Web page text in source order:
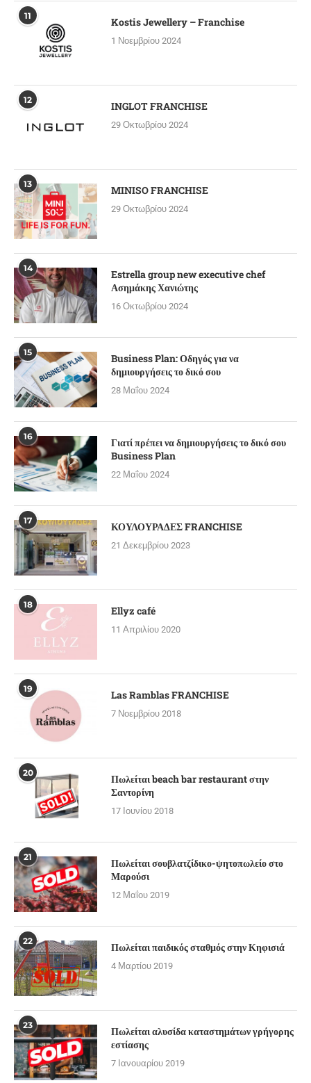
11 Kostis Jewellery – Franchise
1 Νοεμβρίου 2024
12 INGLOT FRANCHISE
29 Οκτωβρίου 2024
13 MINISO FRANCHISE
29 Οκτωβρίου 2024
14
Estrella group new executive chef
Ασημάκης Χανιώτης
16 Οκτωβρίου 2024
15
Business Plan: Οδηγός για να
δημιουργήσεις το δικό σου
28 Μαΐου 2024
16
Γιατί πρέπει να δημιουργήσεις το δικό σου
Business Plan
22 Μαΐου 2024
17 ΚΟΥΛΟΥΡΑΔΕΣ FRANCHISE
21 Δεκεμβρίου 2023
18 Ellyz café
11 Απριλίου 2020
19 Las Ramblas FRANCHISE
7 Νοεμβρίου 2018
20
Πωλείται beach bar restaurant στην
Σαντορίνη
17 Ιουνίου 2018
21
Πωλείται σουβλατζίδικο-ψητοπωλείο στο
Μαρούσι
12 Μαΐου 2019
22 Πωλείται παιδικός σταθμός στην Κηφισιά
4 Μαρτίου 2019
23
Πωλείται αλυσίδα καταστημάτων γρήγορης
εστίασης
7 Ιανουαρίου 2019